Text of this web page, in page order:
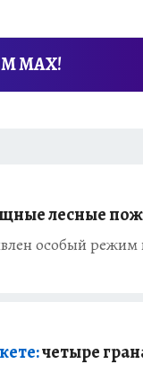
MAX!
лесные
особый режим
четыре